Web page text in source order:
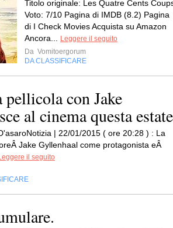
Titolo originale: Les Quatre Cents
Voto: 7/10 Pagina di IMDB (8.2) Pagina
di I Check Movies Acquista su Amazon
Ancora...
Leggere il seguito
Da Vomitoergorum
DA CLASSIFICARE
pellicola con Jake
al cinema questa estate
| 22/01/2015 ( ore 20:28 ) : La
Jake Gyllenhaal come protagonista eÂ
il seguito